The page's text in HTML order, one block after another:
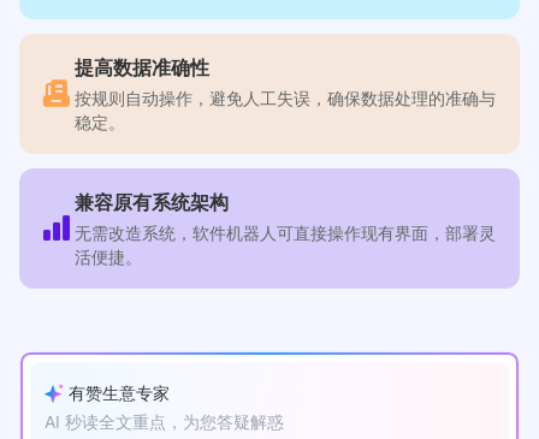
提高数据准确性
按规则自动操作，避免人工失误，确保数据处理的准确与
稳定。
兼容原有系统架构
无需改造系统，软件机器人可直接操作现有界面，部署灵
活便捷。
有赞生意专家
AI 秒读全文重点，为您答疑解惑